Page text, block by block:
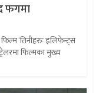
फगमा
‘तिनीहरुः इलिफेन्ट्स
फिल्मका मुख्य